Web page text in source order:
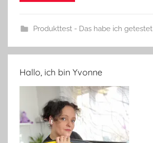
Produkttest - Das habe ich getestet
Hallo, ich bin Yvonne